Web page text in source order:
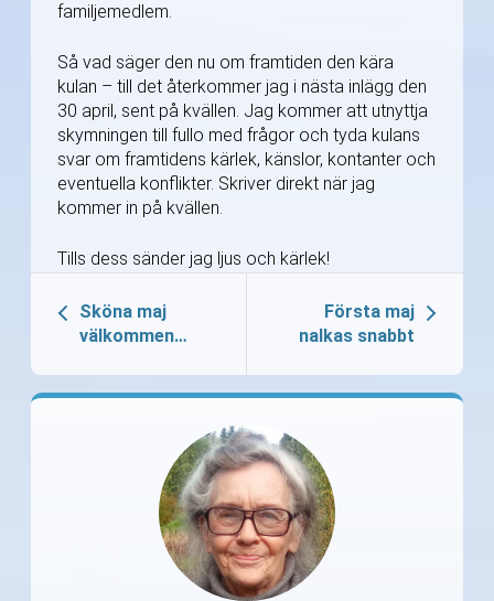
familjemedlem.
Så vad säger den nu om framtiden den kära
kulan – till det återkommer jag i nästa inlägg den
30 april, sent på kvällen. Jag kommer att utnyttja
skymningen till fullo med frågor och tyda kulans
svar om framtidens kärlek, känslor, kontanter och
eventuella konflikter. Skriver direkt när jag
kommer in på kvällen.
Tills dess sänder jag ljus och kärlek!
Sköna maj
välkommen…
Första maj
nalkas snabbt